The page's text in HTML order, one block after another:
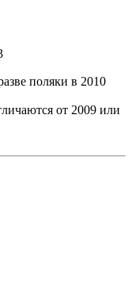
поляки в 2010
от 2009 или